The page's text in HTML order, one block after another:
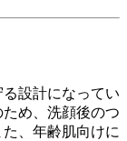
設計になってい
め、洗顔後のつ
、年齢肌向けに